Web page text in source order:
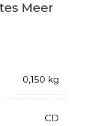
Meer
0,150 kg
CD